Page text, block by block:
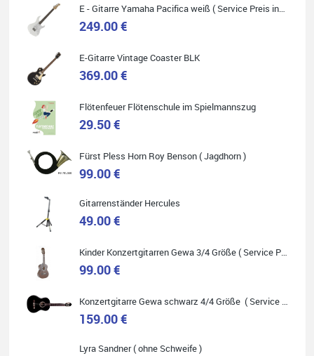
Quelle: Google-Rezension
Helene Balluff
Das Musikhaus Stöppel ist super!
Ich habe eine Westerngitarre gekauft.
Die Qualität und das Preis-Leistungsverhältnis sind erstaunlich.
Die Beratung und der Service war ebenfalls ausgezeichnet und
möchte.
Quelle: Google-Rezension
Carsten Spiegel
E - Gitarre Yamaha Pacifica weiß ( Service Preis inkl. Werkstatt Service )
249.00 €
E-Gitarre Vintage Coaster BLK
369.00 €
Flötenfeuer Flötenschule im Spielmannszug
29.50 €
Fürst Pless Horn Roy Benson ( Jagdhorn )
99.00 €
Gitarrenständer Hercules
49.00 €
Kinder Konzertgitarren Gewa 3/4 Größe ( Service Preis inkl. Werkstatt Service )
99.00 €
Konzertgitarre Gewa schwarz 4/4 Größe ( Service Preis inkl. Werkstatt Service )
159.00 €
Lyra Sandner ( ohne Schweife )